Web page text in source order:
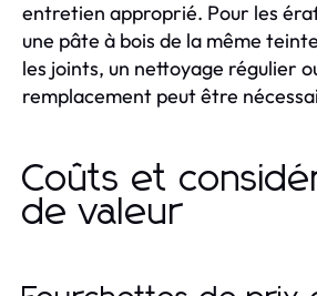
entretien approprié. Pour les
une pâte à bois de la même
les joints, un nettoyage régulier
remplacement peut être
Coûts et
de valeur